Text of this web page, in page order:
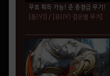
무료 획득 가능! 준 종결급 무기!
[동(V)] / [유(IV) 검은별 무기]